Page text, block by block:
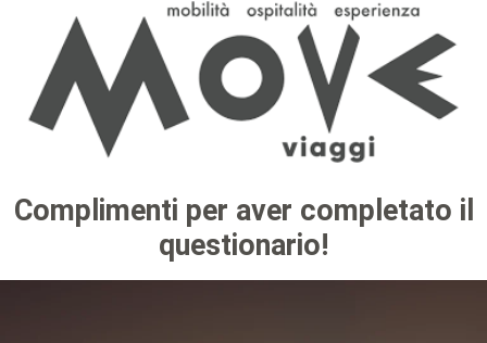
Complimenti per aver completato il
questionario!